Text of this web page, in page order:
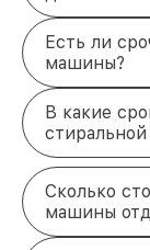
Есть ли
машины?
В какие
Сколько
машины